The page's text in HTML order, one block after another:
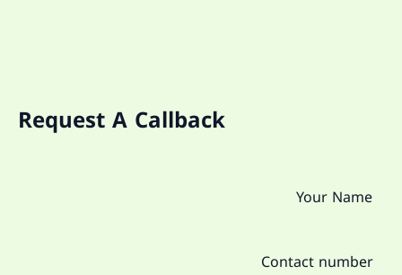
Request A Callback